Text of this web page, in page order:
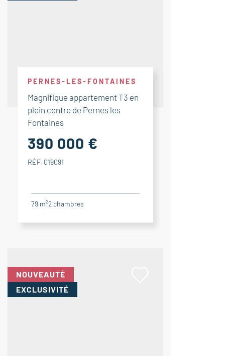
PERNES-LES-FONTAINES
Magnifique appartement T3 en
plein centre de Pernes les
Fontaines
390 000 €
RÉF. 019091
79 m²2 chambres
NOUVEAUTÉ
EXCLUSIVITÉ